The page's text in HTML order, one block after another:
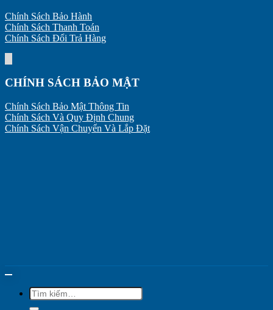
Chính Sách Bảo Hành
Chính Sách Thanh Toán
Chính Sách Đổi Trả Hàng
CHÍNH SÁCH BẢO MẬT
Chính Sách Bảo Mật Thông Tin
Chính Sách Và Quy Định Chung
Chính Sách Vận Chuyển Và Lắp Đặt
Tìm
kiếm: